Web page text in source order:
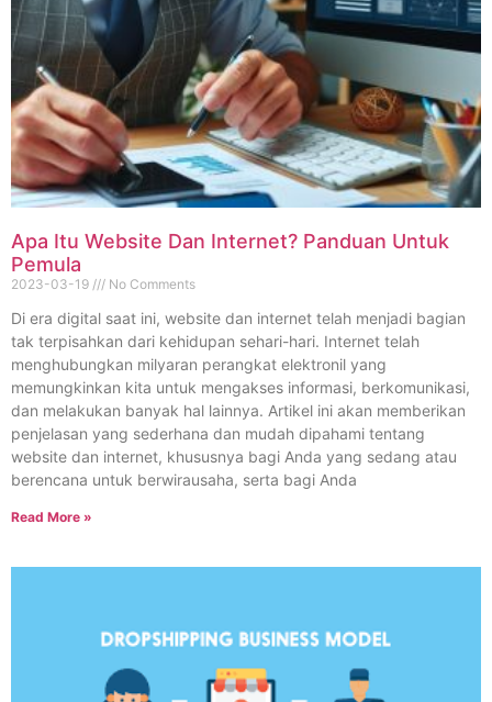
Apa Itu Website Dan Internet? Panduan Untuk
Pemula
2023-03-19 No Comments
Di era digital saat ini, website dan internet telah menjadi bagian
tak terpisahkan dari kehidupan sehari-hari. Internet telah
menghubungkan milyaran perangkat elektronil yang
memungkinkan kita untuk mengakses informasi, berkomunikasi,
dan melakukan banyak hal lainnya. Artikel ini akan memberikan
penjelasan yang sederhana dan mudah dipahami tentang
website dan internet, khususnya bagi Anda yang sedang atau
berencana untuk berwirausaha, serta bagi Anda
Read More »